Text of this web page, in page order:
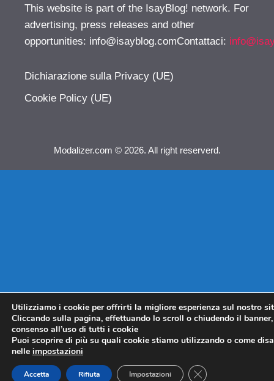
This website is part of the IsayBlog! network. For
advertising, press releases and other
opportunities: info@isayblog.comContattaci:
Dichiarazione sulla Privacy (UE)
Cookie Policy (UE)
Modalizer.com © 2026. All right reserverd.
Utilizziamo i cookie per offrirti la migliore esperienza sul nostro
Cliccando sulla pagina, effettuando lo scroll o chiudendo il
consenso all’uso di tutti i cookie
Puoi scoprire di più su quali cookie stiamo utilizzando o come
nelle impostazioni
Accetta Rifiuta Impostazioni CLOSE GDPR